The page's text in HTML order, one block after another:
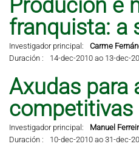
Produción e
franquista: a
Investigador principal:
Carme
Duración :
14-dec-2010 ao 13-dec-
Axudas para
competitivas
Investigador principal:
Manuel
Duración :
10-dec-2010 ao 31-dec-